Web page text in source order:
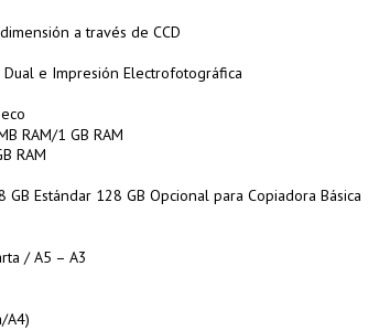
a través de CCD
Dual e Impresión Electrofotográfica
RAM/1 GB RAM
RAM
GB Estándar 128 GB Opcional para Copiadora Básica
/ A5 – A3
A4)